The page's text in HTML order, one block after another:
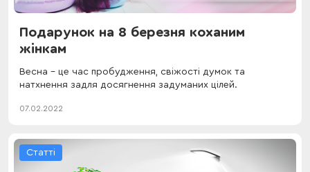
Подарунок на 8 березня коханим
жінкам
Весна – це час пробудження, свіжості думок та
натхнення задля досягнення задуманих цілей.
07.02.2022
Статті